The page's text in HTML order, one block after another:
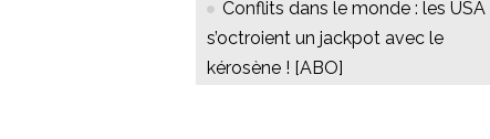
Conflits dans le monde : les USA
s’octroient un jackpot avec le
kérosène ! [ABO]